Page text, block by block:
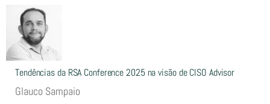
Tendências da RSA Conference 2025 na visão de CISO Advisor
Glauco Sampaio